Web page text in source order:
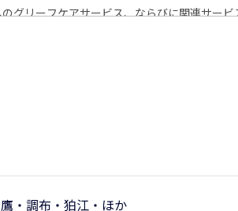
リーフケアサービス、ならびに関連サー
への不正なアクセスを防止し、厳重なセキ
・調布・狛江・ほか